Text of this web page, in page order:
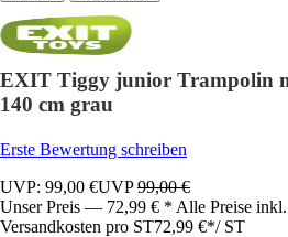
EXIT Tiggy junior Trampolin
140 cm grau
Erste Bewertung schreiben
UVP: 99,00 €UVP99,00 €
Unser Preis — 72,99 € * Alle Preise
Versandkosten pro ST72,99 €*/ ST